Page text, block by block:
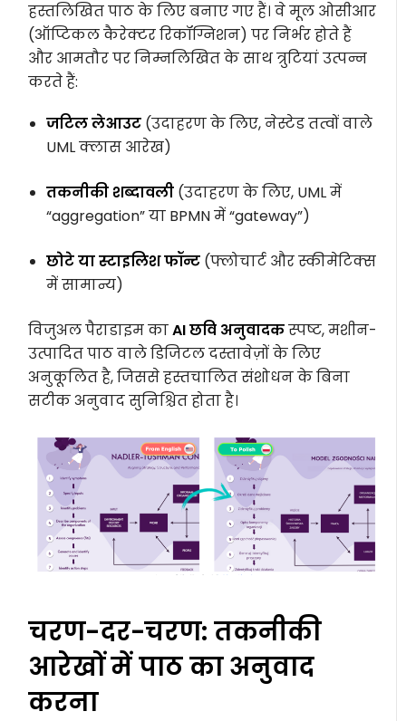
हस्तलिखित पाठ के लिए बनाए गए हैं। वे मूल ओसीआर
(ऑप्टिकल कैरेक्टर रिकॉग्निशन) पर निर्भर होते हैं
और आमतौर पर निम्नलिखित के साथ त्रुटियां उत्पन्न
करते हैं:
जटिल लेआउट (उदाहरण के लिए, नेस्टेड तत्वों वाले
UML क्लास आरेख)
तकनीकी शब्दावली (उदाहरण के लिए, UML में
“aggregation” या BPMN में “gateway”)
छोटे या स्टाइलिश फॉन्ट (फ्लोचार्ट और स्कीमेटिक्स
में सामान्य)
विजुअल पैराडाइम काAI छवि अनुवादकस्पष्ट, मशीन-
उत्पादित पाठ वाले डिजिटल दस्तावेज़ों के लिए
अनुकूलित है, जिससे हस्तचालित संशोधन के बिना
सटीक अनुवाद सुनिश्चित होता है।
चरण-दर-चरण: तकनीकी
आरेखों में पाठ का अनुवाद
करना